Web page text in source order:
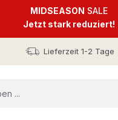
MIDSEASON SALE
Jetzt stark reduziert!
Lieferzeit 1-2 Tage